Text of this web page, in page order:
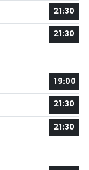
21:30
21:30
19:00
21:30
21:30